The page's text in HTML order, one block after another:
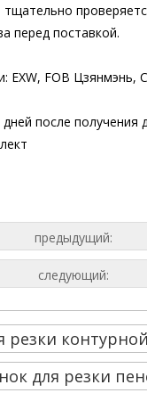
тщательно
перед поставкой.
EXW, FOB Цзянмэнь,
после получения
предыдущий:
следующий:
резки
для резки